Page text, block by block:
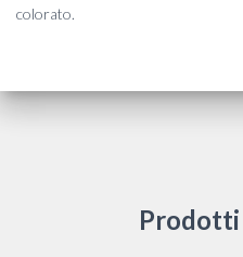
colorato.